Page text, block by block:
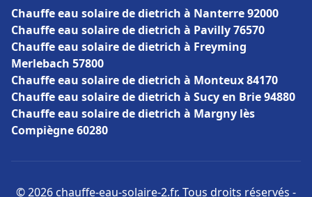
Chauffe eau solaire de dietrich à Nanterre 92000
Chauffe eau solaire de dietrich à Pavilly 76570
Chauffe eau solaire de dietrich à Freyming
Merlebach 57800
Chauffe eau solaire de dietrich à Monteux 84170
Chauffe eau solaire de dietrich à Sucy en Brie 94880
Chauffe eau solaire de dietrich à Margny lès
Compiègne 60280
© 2026 chauffe-eau-solaire-2.fr. Tous droits réservés -